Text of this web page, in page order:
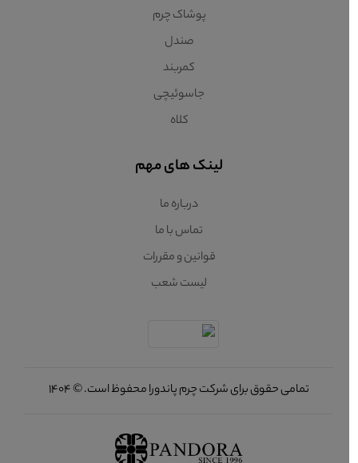
پوشاک چرم
صندل
کمربند
جاسوئیچی
کلاه
لینک های مهم
درباره ما
تماس با ما
قوانین و مقررات
لیست شعب
تمامی حقوق برای شرکت چرم پاندورا محفوظ است. © 1404